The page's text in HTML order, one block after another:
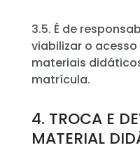
3.5. É de
viabilizar o
materiais
matrícula.
4. TROCA E
MATERIAL